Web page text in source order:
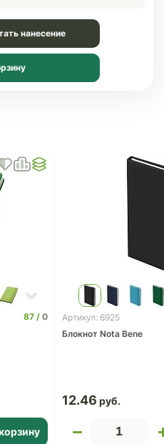
нанесение
87
0
Артикул: 6925
Блокнот Nota Bene
12.46